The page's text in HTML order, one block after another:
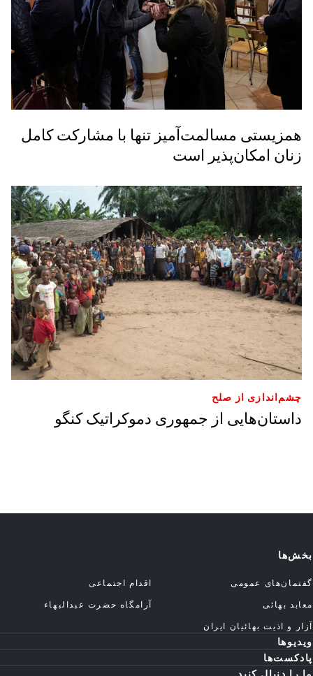
همزیستی مسالمت‌آمیز تنها با مشارکت کامل
زنان امکان‌پذیر است
چشم‌اندازی از صلح
داستان‌هایی از جمهوری دموکراتیک کنگو
بخش‌ها
گفتمان‌های عمومی
اقدام اجتماعی
معابد بهائی
آرامگاه حضرت عبدالبهاء
آزار و اذیت بهائیان ایران
ویدیوها
پادکست‌ها
ما را دنبال کنید